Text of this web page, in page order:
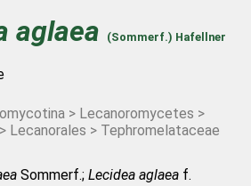
aglaea (Sommerf.) Hafellner
> Lecanoromycetes >
Lecanorales > Tephromelataceae
Sommerf.; Lecidea aglaea f.